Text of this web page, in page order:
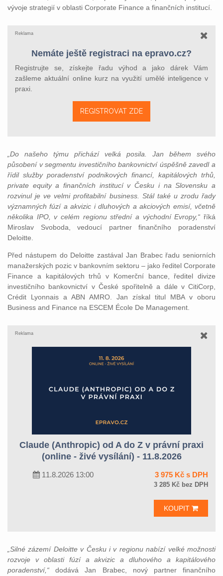
vývoje strategií v oblasti Corporate Finance a finančních institucí.
Reklama
Nemáte ještě registraci na epravo.cz?
Registrujte se, získejte řadu výhod a jako dárek Vám
zašleme aktuální online kurz na využití umělé inteligence v
praxi.
REGISTROVAT ZDE
„Do našeho týmu přichází velká posila. Jan během svého
působení v segmentu investičního bankovnictví úspěšně zavedl a
řídil služby poradenství podnikových financí, kapitálových trhů,
private equity a finančních institucí v Česku i na Slovensku a
rozvinul je ve velmi profitabilní business. Stál také u zrodu řady
významných fúzí a akvizic i dluhových a akciových emisí, včetně
několika IPO, v celém regionu střední a východní Evropy,“ říká
Miroslav Svoboda, vedoucí partner finančního poradenství
Deloitte.
Před nástupem do Deloitte zastával Jan Brabec řadu seniorních
manažerských pozic v bankovním sektoru – jako ředitel Corporate
Finance a kapitálových trhů v Komerční bance, ředitel divize
investičního bankovnictví v České spořitelně a dále v CitiCorp,
Crédit Lyonnais a ABN AMRO. Jan získal titul MBA v oboru
Business and Finance na ESCEM École De Management.
Reklama
Claude (Anthropic) od A do Z v právní praxi
(online - živé vysílání) - 11.8.2026
11.8.2026 13:00 3 975 Kč s DPH
3 285 Kč bez DPH
KOUPIT
„Silné zázemí Deloitte v Česku i v regionu nabízí velké možnosti
rozvoje v oblasti fúzí a akvizic a dluhového a kapitálového
poradenství,“dodává Jan Brabec, nový partner finančního